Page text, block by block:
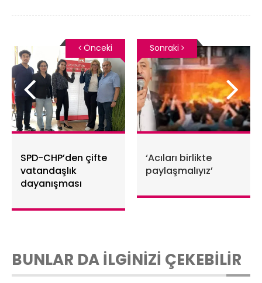
SPD-CHP’den çifte
vatandaşlık
dayanışması
Önceki
‘Acıları birlikte
paylaşmalıyız’
Sonraki
BUNLAR DA İLGİNİZİ ÇEKEBİLİR